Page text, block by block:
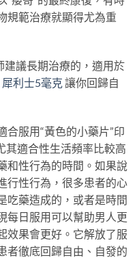
規範治療就顯得尤為重
建議長期治療的，適用於
犀利士5毫克讓你回歸自
服用“黃色的小藥片”印
其適合性生活頻率比較高
和性行為的時間。如果說
行性行為，很多患者的心
吃藥造成的，或者是時間
每日服用可以幫助男人更
效果會更好。它解放了服
者徹底回歸自由、自發的